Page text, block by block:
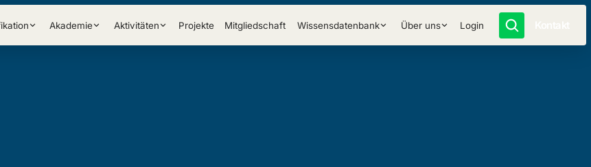
Akademie Aktivitäten Projekte Mitgliedschaft Wissensdatenbank Über uns Login